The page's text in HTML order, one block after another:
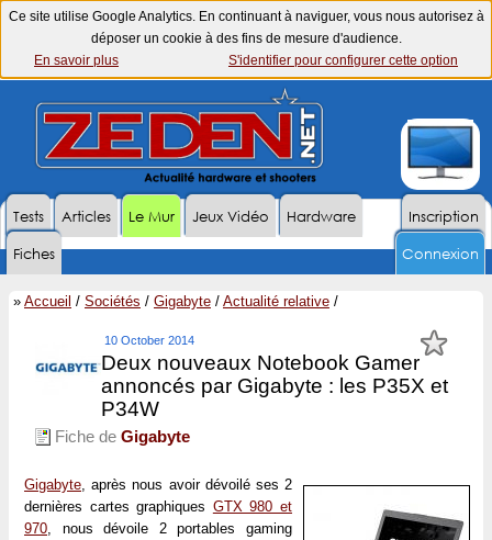
Ce site utilise Google Analytics. En continuant à naviguer, vous nous autorisez à
déposer un cookie à des fins de mesure d'audience.
En savoir plus
S'identifier pour configurer cette option
Inscription
Tests Articles Le Mur Jeux Vidéo
Hardware
Fiches
Connexion
» Accueil / Sociétés / Gigabyte / Actualité relative /
10 October 2014
Deux nouveaux Notebook Gamer
annoncés par Gigabyte : les P35X et
P34W
Fiche de Gigabyte
Gigabyte, après nous avoir dévoilé ses 2
dernières cartes graphiques GTX 980 et
970, nous dévoile 2 portables gaming